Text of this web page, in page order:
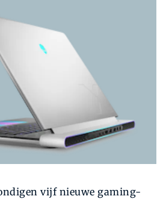
vijf nieuwe gaming-